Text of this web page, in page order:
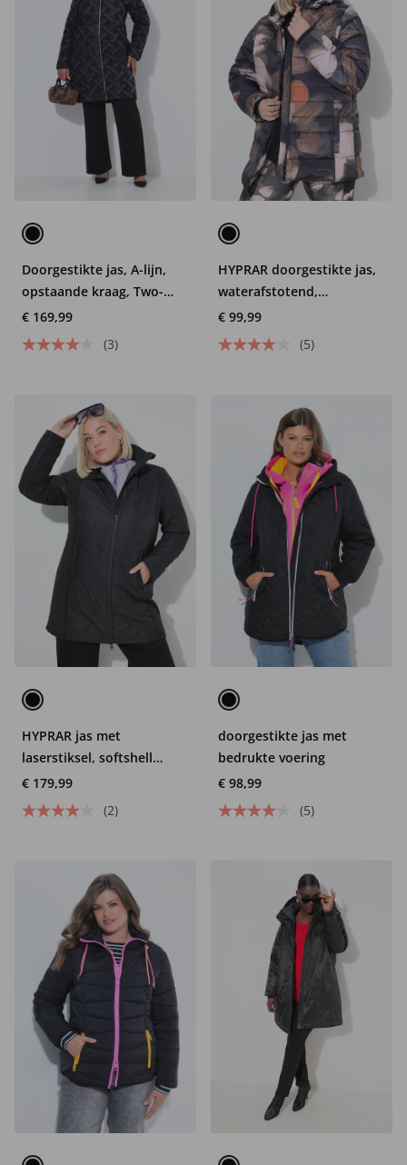
Doorgestikte jas, A-lijn,
opstaande kraag, Two-
Tone-stiksel
€ 169,99
(3)
HYPRAR doorgestikte jas,
waterafstotend,
capuchon, gerecycled
€ 99,99
(5)
HYPRAR jas met
laserstiksel, softshell
inzetten, capuchon
€ 179,99
(2)
doorgestikte jas met
bedrukte voering
€ 98,99
(5)